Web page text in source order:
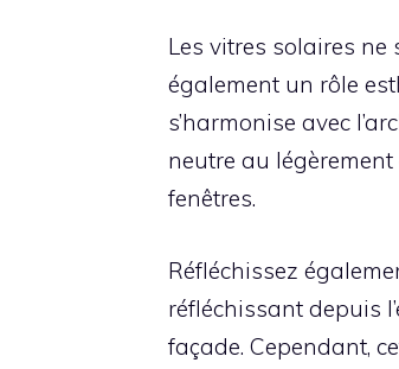
Les vitres solaires
également un rôle
s’harmonise avec
neutre au
fenêtres.
Réfléchissez
réfléchissant depuis
façade. Cependant,